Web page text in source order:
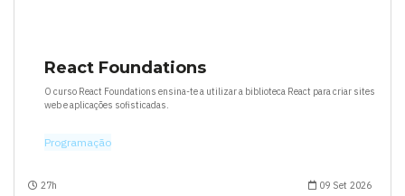
React Foundations
O curso React Foundations ensina-te a utilizar a biblioteca React para criar sites
web e aplicações sofisticadas.
Programação
27h 09 Set 2026